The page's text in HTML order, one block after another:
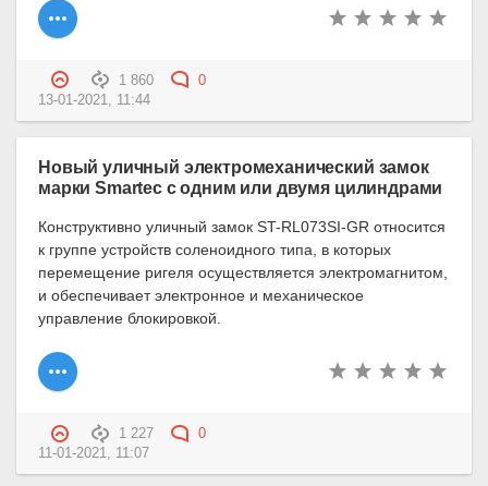
1 860
0
13-01-2021, 11:44
Новый уличный электромеханический замок
марки Smartec с одним или двумя цилиндрами
Конструктивно уличный замок ST-RL073SI-GR относится
к группе устройств соленоидного типа, в которых
перемещение ригеля осуществляется электромагнитом,
и обеспечивает электронное и механическое
управление блокировкой.
1 227
0
11-01-2021, 11:07